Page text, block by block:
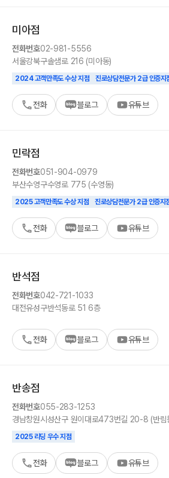
미아점
전화번호02-981-5556
서울강북구솔샘로 216 (미아동)
2024 고객만족도 수상 지점 진로상담전문가 2급 인증지
전화 블로그 유튜브
민락점
전화번호051-904-0979
부산수영구수영로 775 (수영동)
2025 고객만족도 수상 지점 진로상담전문가 2급 인증지
전화 블로그 유튜브
반석점
전화번호042-721-1033
대전유성구반석동로 51 6층
전화 블로그 유튜브
반송점
전화번호055-283-1253
경남창원시성산구 원이대로473번길 20-8 (반림
2025 리딩 우수 지점
전화 블로그 유튜브